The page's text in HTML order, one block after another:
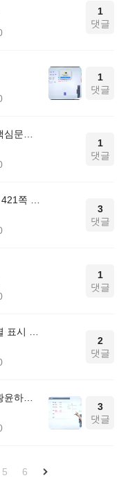
1
댓글
1
댓글
1
댓글
3
댓글
1
댓글
2
댓글
3
댓글
5 6